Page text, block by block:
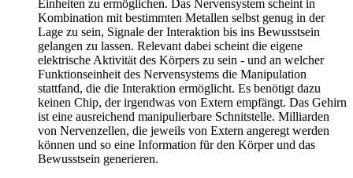
Einheiten zu ermöglichen. Das Nervensystem scheint in
Kombination mit bestimmten Metallen selbst genug in der
Lage zu sein, Signale der Interaktion bis ins Bewusstsein
gelangen zu lassen. Relevant dabei scheint die eigene
elektrische Aktivität des Körpers zu sein - und an welcher
Funktionseinheit des Nervensystems die Manipulation
stattfand, die die Interaktion ermöglicht. Es benötigt dazu
keinen Chip, der irgendwas von Extern empfängt. Das Gehirn
ist eine ausreichend manipulierbare Schnitstelle. Milliarden
von Nervenzellen, die jeweils von Extern angeregt werden
können und so eine Information für den Körper und das
Bewusstsein generieren.